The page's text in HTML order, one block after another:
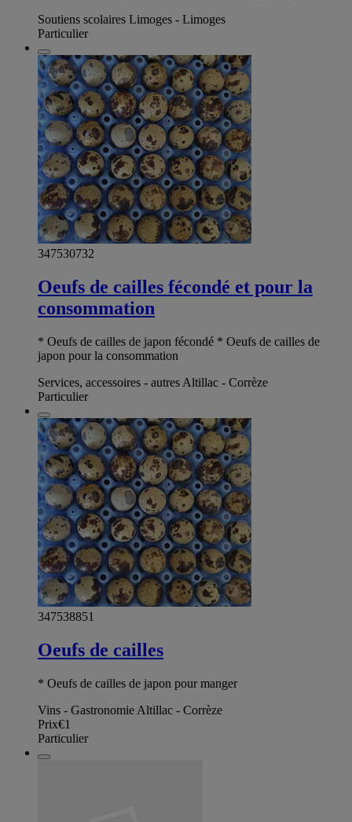
Soutiens scolaires Limoges - Limoges
Particulier
347530732
Oeufs de cailles fécondé et pour la
consommation
* Oeufs de cailles de japon fécondé * Oeufs de cailles de
japon pour la consommation
Services, accessoires - autres Altillac - Corrèze
Particulier
347538851
Oeufs de cailles
* Oeufs de cailles de japon pour manger
Vins - Gastronomie Altillac - Corrèze
Prix€1
Particulier